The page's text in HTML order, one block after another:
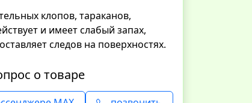
клопов, тараканов,
и имеет слабый запах,
следов на поверхностях.
о товаре